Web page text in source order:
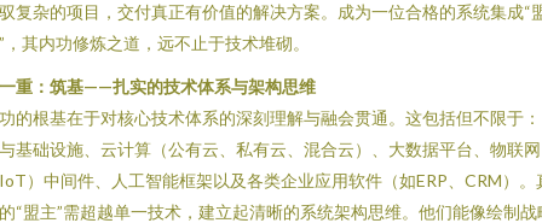
复杂的项目，交付真正有价值的解决方案。成为一位合格的系统集成“
，其内功修炼之道，远不止于技术堆砌。
重：筑基——扎实的技术体系与架构思维
的根基在于对核心技术体系的深刻理解与融会贯通。这包括但不限于
基础设施、云计算（公有云、私有云、混合云）、大数据平台、物联网
）中间件、人工智能框架以及各类企业应用软件（如ERP、CRM）。
“盟主”需超越单一技术，建立起清晰的系统架构思维。他们能像绘制战